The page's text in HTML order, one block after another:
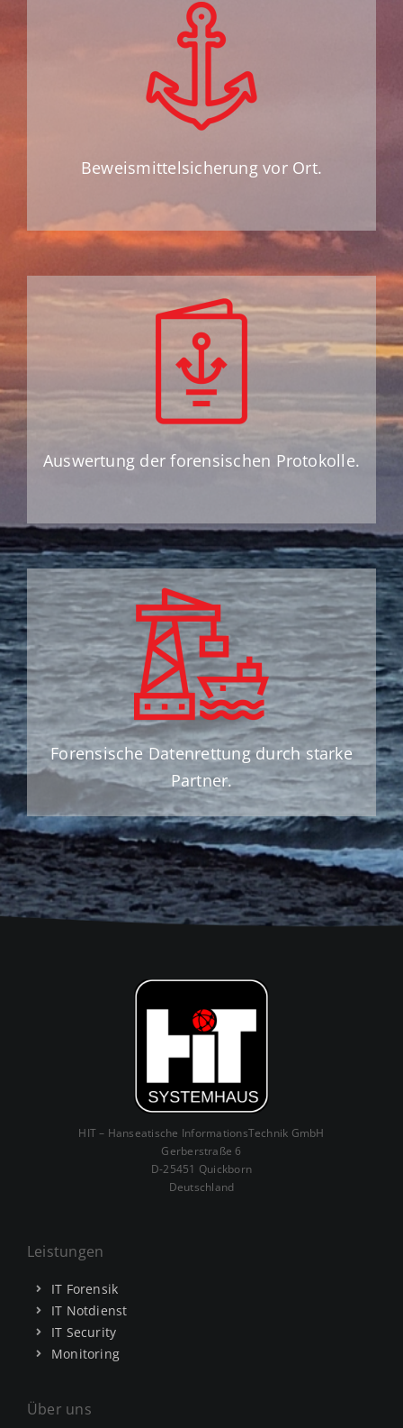
Beweismittelsicherung vor Ort.
Auswertung der forensischen Protokolle.
Forensische Datenrettung durch starke
Partner.
HIT – Hanseatische InformationsTechnik GmbH
Gerberstraße 6
D-25451 Quickborn
Deutschland
Leistungen
IT Forensik
IT Notdienst
IT Security
Monitoring
Über uns